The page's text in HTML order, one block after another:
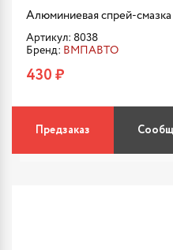
Алюминиевая спрей-
Артикул: 8038
Бренд: ВМПАВТО
430 ₽
Предзаказ